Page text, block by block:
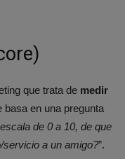
que trata de medir
basa en una pregunta
de 0 a 10, de que
a un amigo?”.